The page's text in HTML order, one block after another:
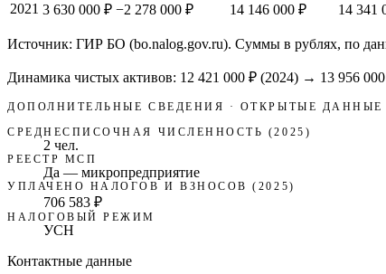
2021 3 630 000 ₽ −2 278 000 ₽ 14 146 000 ₽ 14 341
Источник: ГИР БО (bo.nalog.gov.ru). Суммы в рублях, по
Динамика чистых активов: 12 421 000 ₽ (2024) → 13 956
ДОПОЛНИТЕЛЬНЫЕ СВЕДЕНИЯ · ОТКРЫТЫЕ ДАННЫЕ
СРЕДНЕСПИСОЧНАЯ ЧИСЛЕННОСТЬ (2025)
2 чел.
РЕЕСТР МСП
Да — микропредприятие
УПЛАЧЕНО НАЛОГОВ И ВЗНОСОВ (2025)
706 583 ₽
НАЛОГОВЫЙ РЕЖИМ
УСН
Контактные данные